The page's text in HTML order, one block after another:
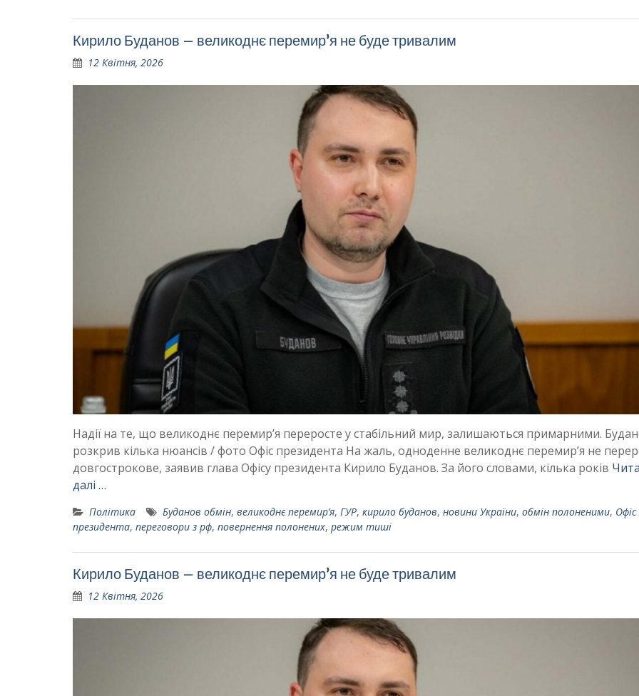
Кирило Буданов – великоднє перемир’я не буде тривалим
12 Квітня, 2026
Надії на те, що великоднє перемир’я переросте у стабільний мир, залишаються примарними.
розкрив кілька нюансів / фото Офіс президента На жаль, одноденне великоднє перемир’я не
довгострокове, заявив глава Офісу президента Кирило Буданов. За його словами, кілька років
далі …
Політика Буданов обмін, великоднє перемир’я, ГУР, кирило буданов, новини України, обмін полоненими, Офіс
президента, переговори з рф, повернення полонених, режим тиші
Кирило Буданов – великоднє перемир’я не буде тривалим
12 Квітня, 2026